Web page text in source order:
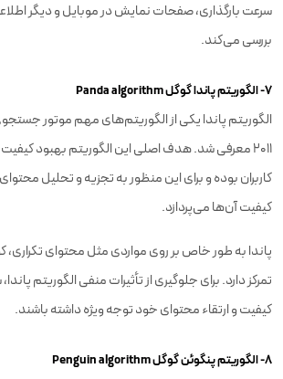
سرعت بارگذاری، صفحات نمایش در موبایل و دیگر
بررسی می‌کند.
۷- الگوریتم پاندا گوگل Panda algorithm
الگوریتم پاندا یکی از الگوریتم‌های مهم موتور
۲۰۱۱ معرفی شد. هدف اصلی این الگوریتم بهبود
کاربران بوده و برای این منظور به تجزیه و تحلیل
کیفیت آن‌ها می‌پردازد.
پاندا به طور خاص بر روی مواردی مثل محتوای تکراری،
تمرکز دارد. برای جلوگیری از تأثیرات منفی الگوریتم
کیفیت و ارتقاء محتوای خود توجه ویژه داشته باشند.
۸- الگوریتم پنگوئن گوگل Penguin algorithm